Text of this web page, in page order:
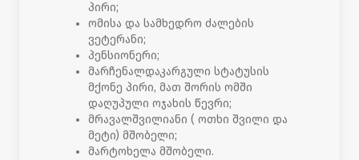
პირი;
ომისა და სამხედრო ძალების
ვეტერანი;
პენსიონერი;
მარჩენალდაკარგული სტატუსის
მქონე პირი, მათ შორის ომში
დაღუპული ოჯახის წევრი;
მრავალშვილიანი ( ოთხი შვილი და
მეტი) მშობელი;
მარტოხელა მშობელი.